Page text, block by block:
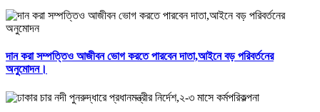
দান করা সম্পত্তিও আজীবন ভোগ করতে পারবেন দাতা,আইনে বড় পরিবর্তনের
অনুমোদন।